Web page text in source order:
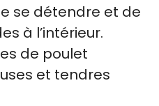
se détendre et de
à l’intérieur.
de poulet
et tendres